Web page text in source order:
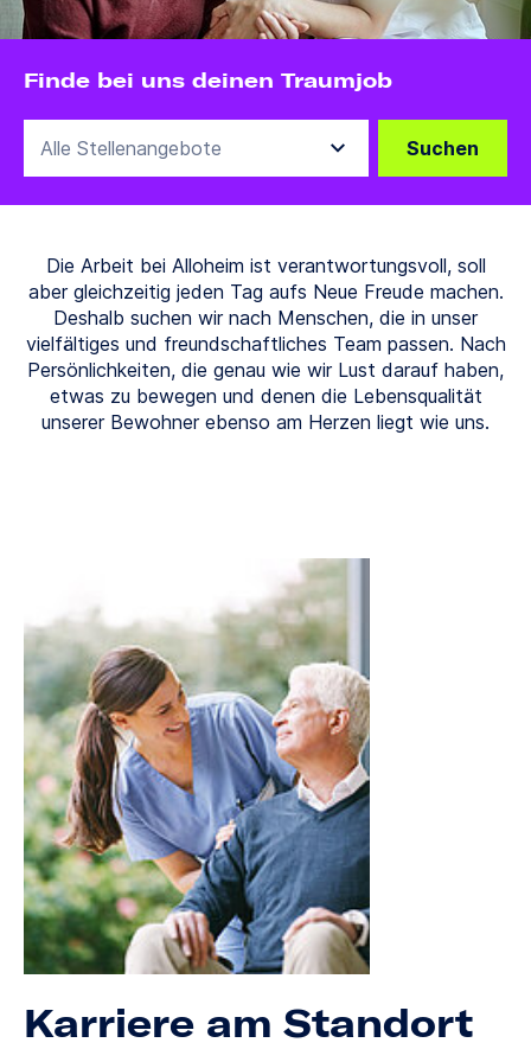
Finde bei uns deinen Traumjob
Suchen
Die Arbeit bei Alloheim ist verantwortungsvoll, soll
aber gleichzeitig jeden Tag aufs Neue Freude machen.
Deshalb suchen wir nach Menschen, die in unser
vielfältiges und freundschaftliches Team passen. Nach
Persönlichkeiten, die genau wie wir Lust darauf haben,
etwas zu bewegen und denen die Lebensqualität
unserer Bewohner ebenso am Herzen liegt wie uns.
Karriere am Standort